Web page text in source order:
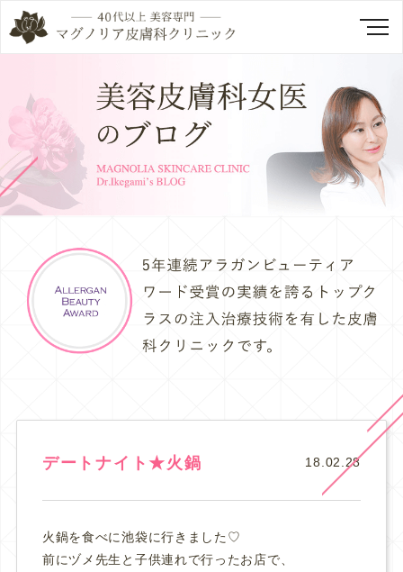
デートナイト★火鍋 18.02.28
火鍋を食べに池袋に行きました♡
前にヅメ先生と子供連れで行ったお店で、